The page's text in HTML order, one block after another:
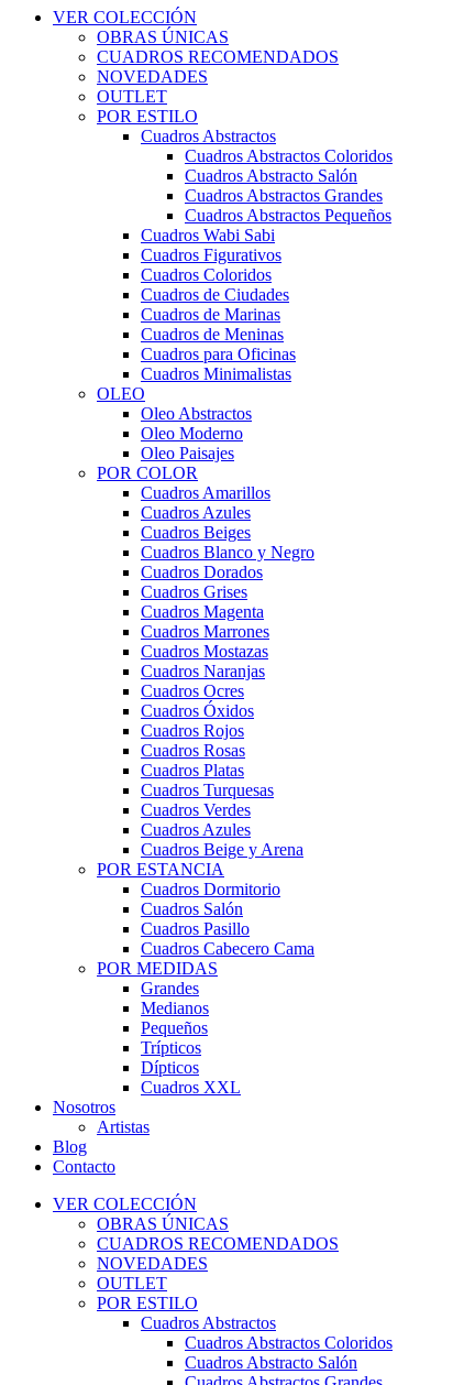
VER COLECCIÓN
OBRAS ÚNICAS
CUADROS RECOMENDADOS
NOVEDADES
OUTLET
POR ESTILO
Cuadros Abstractos
Cuadros Abstractos Coloridos
Cuadros Abstracto Salón
Cuadros Abstractos Grandes
Cuadros Abstractos Pequeños
Cuadros Wabi Sabi
Cuadros Figurativos
Cuadros Coloridos
Cuadros de Ciudades
Cuadros de Marinas
Cuadros de Meninas
Cuadros para Oficinas
Cuadros Minimalistas
OLEO
Oleo Abstractos
Oleo Moderno
Oleo Paisajes
POR COLOR
Cuadros Amarillos
Cuadros Azules
Cuadros Beiges
Cuadros Blanco y Negro
Cuadros Dorados
Cuadros Grises
Cuadros Magenta
Cuadros Marrones
Cuadros Mostazas
Cuadros Naranjas
Cuadros Ocres
Cuadros Óxidos
Cuadros Rojos
Cuadros Rosas
Cuadros Platas
Cuadros Turquesas
Cuadros Verdes
Cuadros Azules
Cuadros Beige y Arena
POR ESTANCIA
Cuadros Dormitorio
Cuadros Salón
Cuadros Pasillo
Cuadros Cabecero Cama
POR MEDIDAS
Grandes
Medianos
Pequeños
Trípticos
Dípticos
Cuadros XXL
Nosotros
Artistas
Blog
Contacto
VER COLECCIÓN
OBRAS ÚNICAS
CUADROS RECOMENDADOS
NOVEDADES
OUTLET
POR ESTILO
Cuadros Abstractos
Cuadros Abstractos Coloridos
Cuadros Abstracto Salón